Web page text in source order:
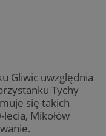
Gliwic uwzględnia
Tychy
się takich
Mikołów